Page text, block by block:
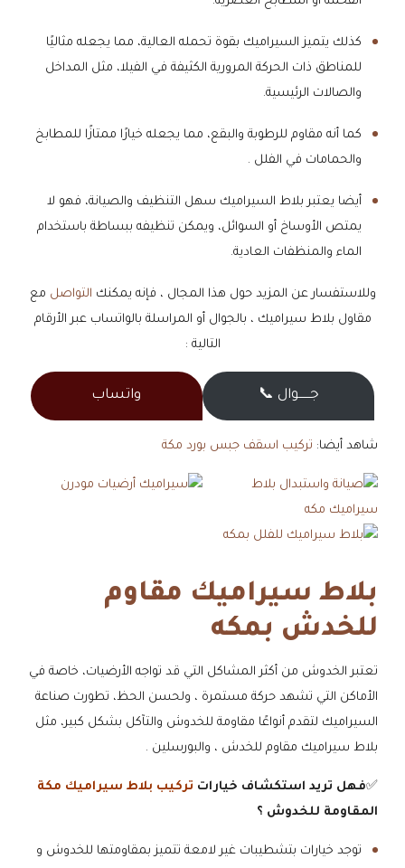
​كذلك يتميز السيراميك بقوة تحمله العالية، مما يجعله مثاليًا
للمناطق ذات الحركة المرورية الكثيفة في الفيلا، مثل المداخل
والصالات الرئيسية.
كما أنه مقاوم للرطوبة والبقع، مما يجعله خيارًا ممتازًا للمطابخ
والحمامات في الفلل .
​أيضا يعتبر بلاط السيراميك سهل التنظيف والصيانة، فهو لا
يمتص الأوساخ أو السوائل، ويمكن تنظيفه ببساطة باستخدام
الماء والمنظفات العادية.
وللاستفسار عن المزيد حول هذا المجال ، فإنه يمكنك التواصل مع
مقاول بلاط سيراميك ، بالجوال أو المراسلة بالواتساب عبر الأرقام
التالية :
جــــــوال 📞 واتساب
شاهد أيضا: تركيب اسقف جبس بورد مكة
بلاط سيراميك مقاوم
للخدش بمكه
تعتبر الخدوش من أكثر المشاكل التي قد تواجه الأرضيات، خاصة في
الأماكن التي تشهد حركة مستمرة ، ولحسن الحظ، تطورت صناعة
السيراميك لتقدم أنواعًا مقاومة للخدوش والتآكل بشكل كبير، مثل
بلاط سيراميك مقاوم للخدش ، والبورسلين .
✅فهل تريد استكشاف خيارات تركيب بلاط سيراميك مكة
المقاومة للخدوش ؟
توجد خيارات بتشطيبات غير لامعة تتميز بمقاومتها للخدوش و